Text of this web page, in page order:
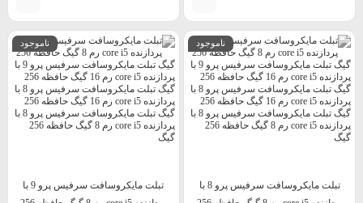
ناموجود
تبلت مایکروسافت سرفیس پرو 8 با
ناموجود
تبلت مایکروسافت سرفیس پرو 9 با